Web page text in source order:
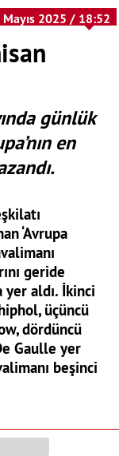
Mayıs 2025 / 18:52
günlük
en
‘Avrupa
geride
yer aldı. İkinci
üçüncü
dördüncü
Gaulle yer
beşinci